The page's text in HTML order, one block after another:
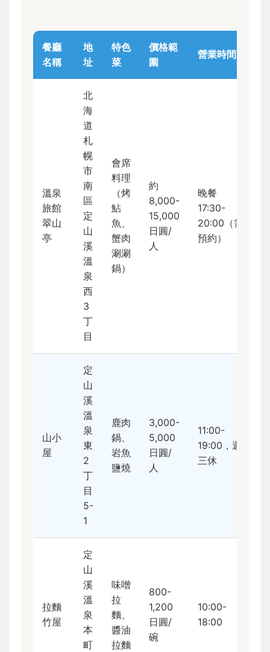
餐廳
名稱
地
址
特色
菜
價格範
圍
營業時間
溫泉
旅館
翠山
亭
北
海
道
札
幌
市
南
區
定
山
溪
溫
泉
西
3
丁
目
會席
料理
（烤
鮎
魚、
蟹肉
涮涮
鍋）
約
8,000-
15,000
日圓/
人
晚餐
17:30-
20:00（需
預約）
山小
屋
定
山
溪
溫
泉
東
2
丁
目
5-
1
鹿肉
鍋、
岩魚
鹽燒
3,000-
5,000
日圓/
人
11:00-
19:00，週
三休
拉麵
竹屋
定
山
溪
溫
泉
本
町
味噌
拉
麵、
醬油
拉麵
800-
1,200
日圓/
碗
10:00-
18:00